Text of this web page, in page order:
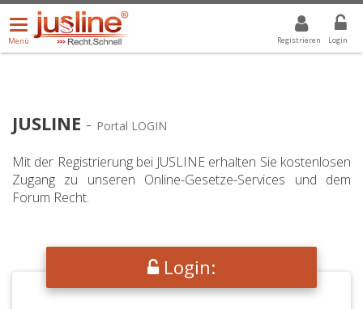
Registrieren Login
Menü
öffnen/schließen
Menü
ALLE DROPDOWN: GEWÄHLTER WERT IST ALLE
JUSLINE - Portal LOGIN
Mit der Registrierung bei JUSLINE erhalten Sie kostenlosen
Zugang zu unseren Online-Gesetze-Services und dem
Forum Recht.
Login: